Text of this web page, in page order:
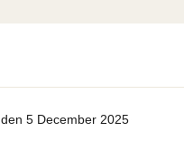
den 5 December 2025